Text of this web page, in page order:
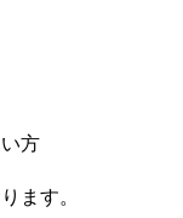
方
ます。